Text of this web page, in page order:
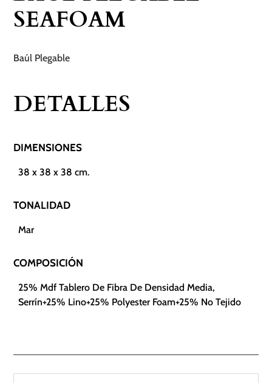
SEAFOAM
Baúl Plegable
DETALLES
DIMENSIONES
38 x 38 x 38 cm.
TONALIDAD
Mar
COMPOSICIÓN
25% Mdf Tablero De Fibra De Densidad Media,
Serrín+25% Lino+25% Polyester Foam+25% No Tejido